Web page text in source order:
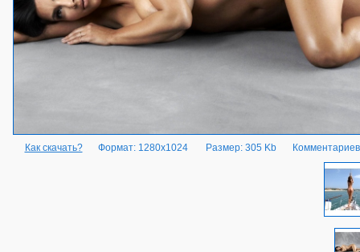
Как скачать? Формат: 1280x1024 Размер: 305 Kb